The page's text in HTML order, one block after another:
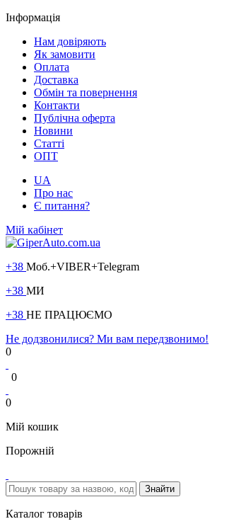
Інформація
Нам довіряють
Як замовити
Оплата
Доставка
Обмін та повернення
Контакти
Публічна оферта
Новини
Статті
ОПТ
UA
Про нас
Є питання?
Мій кабінет
+38 Моб.+VIBER+Telegram
+38 МИ
+38 НЕ ПРАЦЮЄМО
Не додзвонилися? Ми вам передзвонимо!
0
0
0
Мій кошик
Порожній
Каталог товарів